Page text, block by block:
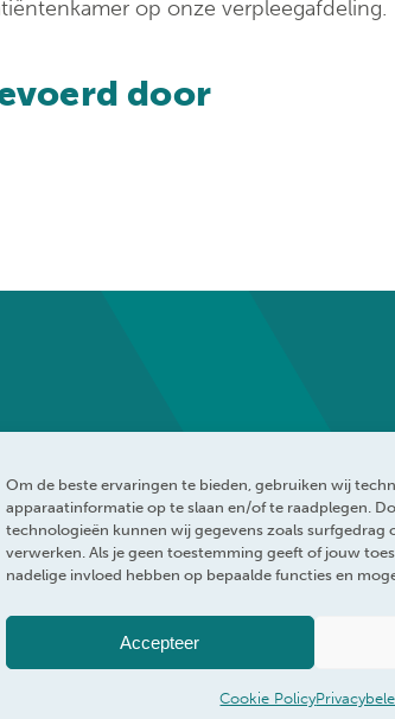
Om de beste ervaringen te bieden, gebruiken wij
apparaatinformatie op te slaan en/of te raadplegen.
technologieën kunnen wij gegevens zoals surfgedrag
verwerken. Als je geen toestemming geeft of jouw
nadelige invloed hebben op bepaalde functies en
Accepteer
Cookie Policy
op onze verpleegafdeling.
door